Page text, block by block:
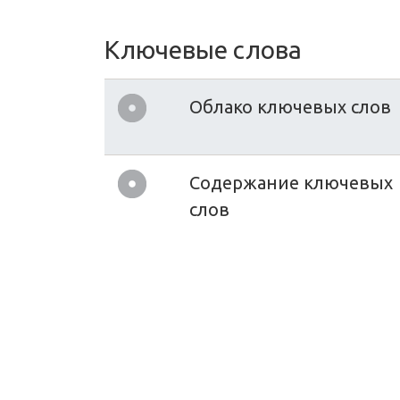
Ключевые слова
Облако ключевых слов
Содержание ключевых
слов